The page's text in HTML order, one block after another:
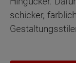
schicker,